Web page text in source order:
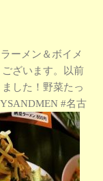
ーメン＆ボイメ
ざいます。以前
した！野菜たっ
#名古